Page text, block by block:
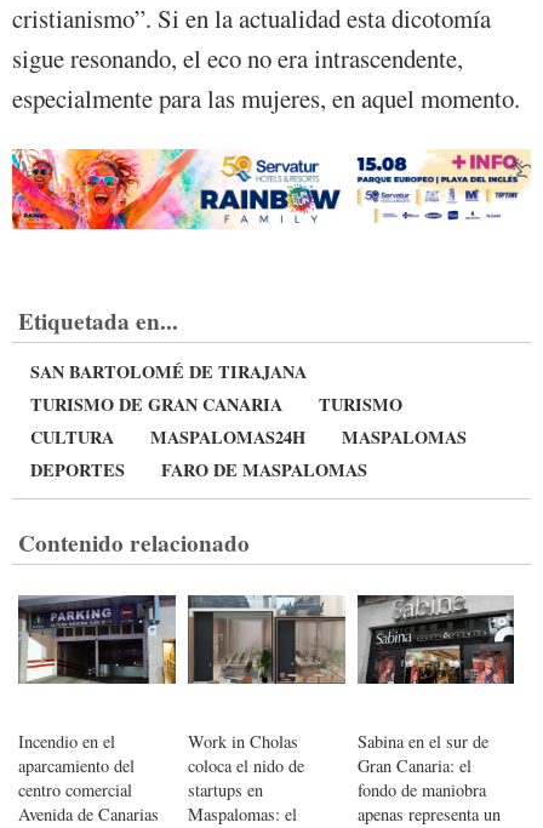
cristianismo”. Si en la actualidad esta dicotomía
sigue resonando, el eco no era intrascendente,
especialmente para las mujeres, en aquel momento.
Etiquetada en...
SAN BARTOLOMÉ DE TIRAJANA
TURISMO DE GRAN CANARIA
TURISMO
CULTURA
MASPALOMAS24H
MASPALOMAS
DEPORTES
FARO DE MASPALOMAS
Contenido relacionado
Incendio en el
aparcamiento del
centro comercial
Avenida de Canarias
Work in Cholas
coloca el nido de
startups en
Maspalomas: el
Sabina en el sur de
Gran Canaria: el
fondo de maniobra
apenas representa un